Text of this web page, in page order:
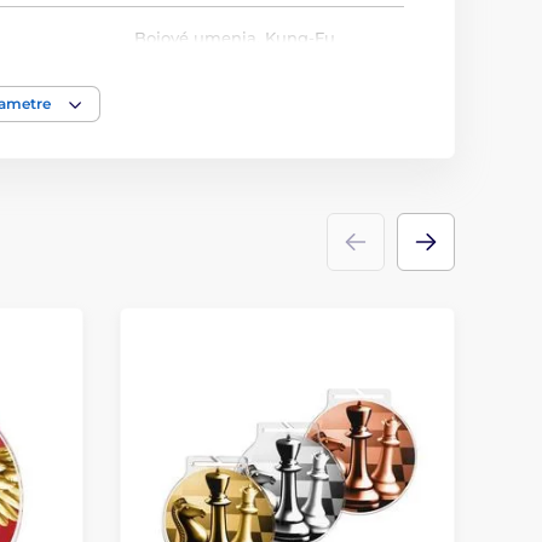
Bojové umenia Kung-Fu